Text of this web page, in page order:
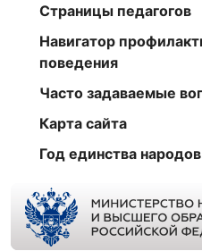
Страницы педагогов
Навигатор
поведения
Часто задаваемые
Карта сайта
Год единства